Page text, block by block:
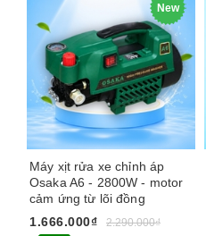
New
Máy xịt rửa xe chỉnh áp
Osaka A6 - 2800W - motor
cảm ứng từ lõi đồng
1.666.000₫
2.290.000₫